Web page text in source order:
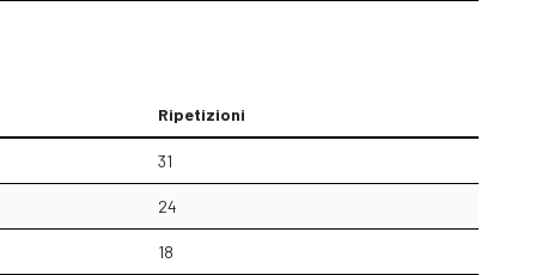
Ripetizioni
31
24
18